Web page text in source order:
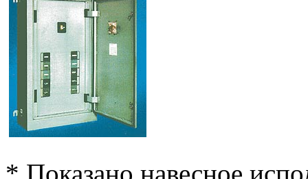
* Показано навесное